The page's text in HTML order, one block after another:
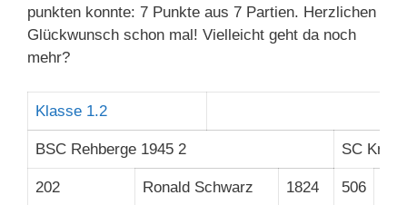
punkten konnte: 7 Punkte aus 7 Partien. Herzlichen
Glückwunsch schon mal! Vielleicht geht da noch
mehr?
Klasse 1.2
BSC Rehberge 1945 2 SC
202 Ronald Schwarz 1824 506